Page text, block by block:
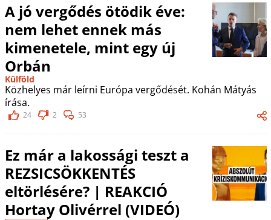
A jó vergődés ötödik éve:
nem lehet ennek más
kimenetele, mint egy új
Orbán
Külföld
Közhelyes már leírni Európa vergődését. Kohán Mátyás
írása.
24 2 53
Ez már a lakossági teszt a
REZSICSÖKKENTÉS
eltörlésére? | REAKCIÓ
Hortay Olivérrel (VIDEÓ)